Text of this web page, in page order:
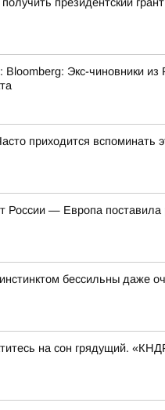
Экс-чиновники
приходится вспоминать
России — Европа поставила
бессильны даже
на сон грядущий.